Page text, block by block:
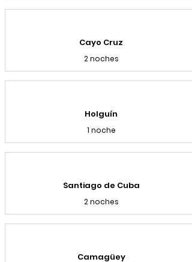
Cayo Cruz
2 noches
Holguín
1 noche
Santiago de Cuba
2 noches
Camagüey